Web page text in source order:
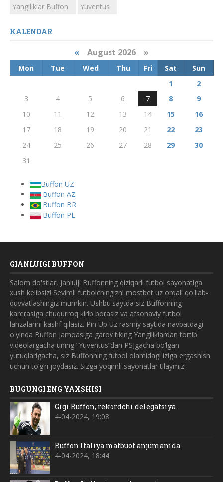
Yangiliklar Buffon
Yuventus
KALENDAR
« August 2026 »
Mon Tue Wed Thu Fri Sat
Sun
1
2
3
4 5 6 7 8
9
10
11 12 13 14 15
16
17
18 19 20 21 22
23
24
25 26 27 28 29
30
31
Buffon UZ
Buffon AZ
Buffon BR
Buffon PL
GIANLUIGI BUFFON
Salom do'stlar, Janluiji Buffonning qiziqarli futbol sayohatiga
xush kelibsiz! Sevimli futbolchingizni mostbet uz orqali qo'llab-
quvvatlashingiz mumkin. Ushbu saytda siz Buffonning
karerasiga chuqurroq kirib borasiz va afsonaviy futbol
lahzalarini kashf qilasiz. Pin Up Uz rasmiy saytida navbatdagi
o'yinda Buffon jamoasiga garov tiking Yangiliklardan tortib
videolargacha uning “Yuventus”dan PSJgacha bo‘lgan
yutuqlarigacha, siz Buffonning futbol olamidagi iziga ergashish
uchun to‘g‘ri joydasiz. Sizga yoqimli sayohatlar tilaymiz!
BUGUNGI ENG YAXSHISI
Gigi Buffon, rekordchi delegatsiya
4-04-2024, 19:08
Buffon Italiya matbuot anjumanida
4-04-2024, 18:44